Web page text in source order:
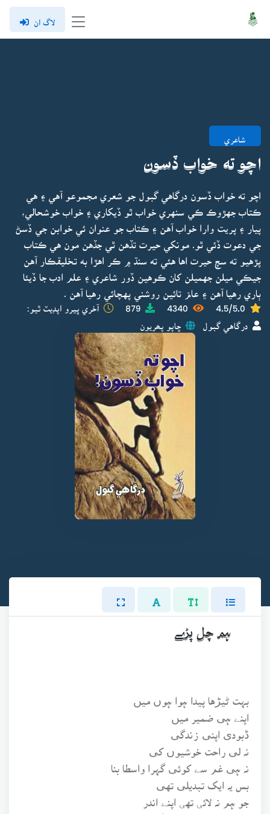
لاگ ان
شاعري
اچو ته خواب ڏسون
اچو ته خواب ڏسون درگاهي گبول جو شعري مجموعو آهي ۽ هي
ڪتاب جهڙوڪ ڪي سنهري خواب ٿو ڏيکاري ۽ خواب خوشحالي،
پيار ۽ پريت وارا خواب آهن ۽ ڪتاب جو عنوان ئي خوابن جي ڏسڻ
جي دعوت ڏئي ٿو۔ مونکي حيرت تڏهن ٿي جڏهن مون هي ڪتاب
پڙهيو ته سچ حيرت اها هئي ته سنڌ ۾ ڪر اهڙا به تخليقڪار آهن
جيڪي ميلن جهميلن کان ڪوهين ڏور شاعري ۽ علم ادب جا ڏيئا
ٻاري رهيا آهن ۽ عامّ تائين روشني پهچائي رهيا آهن ۔
4.5/5.0
4340
879 آخري ڀيرو اپڊيٽ ٿيو:
درگاهي گبول ڇاپو پھريون
ہم چل پڑے
بہت ڻيڑها پيدا ہوا ہوں ميں
اپنے ہی ضمير ميں
ڈبودی اپنی زندگی
نہ لی راحت خوشيوں کی
نہ ہی غم سے کوئی گہرا واسطا بنا
بس يہ ايک تبديلی تهی
جو ہم نہ لائی تهی اپنے اندر